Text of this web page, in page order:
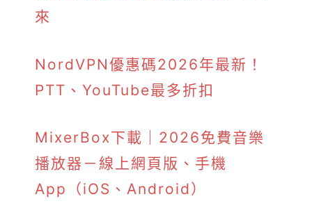
來
NordVPN優惠碼2026年最新！
PTT、YouTube最多折扣
MixerBox下載｜2026免費音樂
播放器－線上網頁版、手機
App（iOS、Android）